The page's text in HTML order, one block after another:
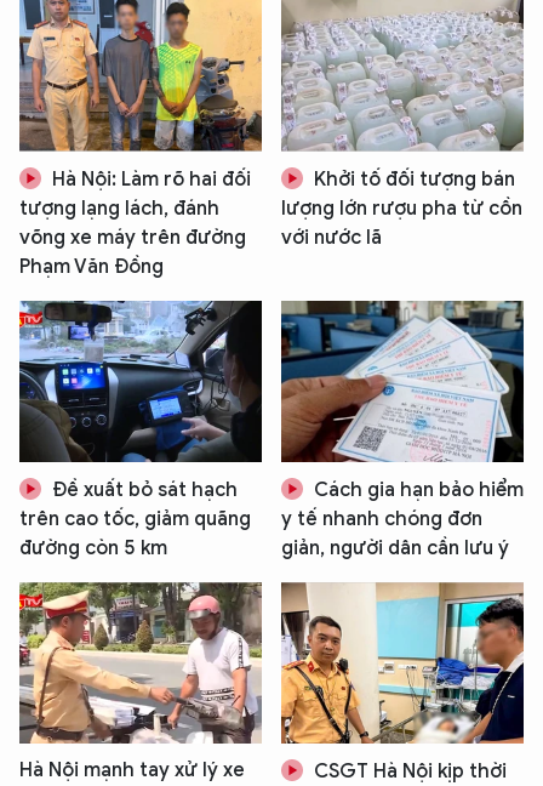
Hà Nội: Làm rõ hai đối
tượng lạng lách, đánh
võng xe máy trên đường
Phạm Văn Đồng
Khởi tố đối tượng bán
lượng lớn rượu pha từ cồn
với nước lã
Đề xuất bỏ sát hạch
trên cao tốc, giảm quãng
đường còn 5 km
Cách gia hạn bảo hiểm
y tế nhanh chóng đơn
giản, người dân cần lưu ý
Hà Nội mạnh tay xử lý xe
CSGT Hà Nội kịp thời